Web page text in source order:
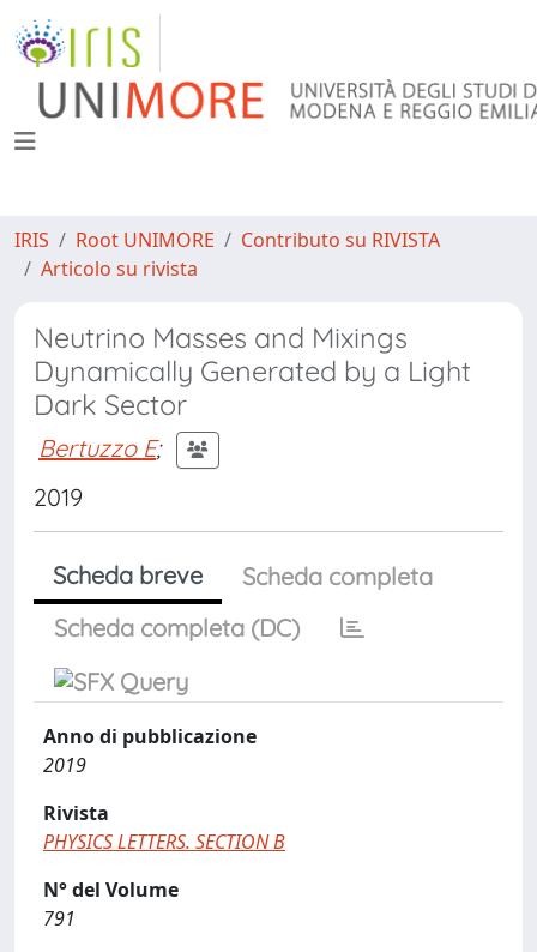
IRIS Root UNIMORE
Contributo su RIVISTA
Articolo su rivista
Neutrino Masses and Mixings
Dynamically Generated by a Light
Dark Sector
Bertuzzo E;
2019
Scheda breve
Scheda completa
Scheda completa (DC)
Anno di pubblicazione
2019
Rivista
PHYSICS LETTERS. SECTION B
N° del Volume
791